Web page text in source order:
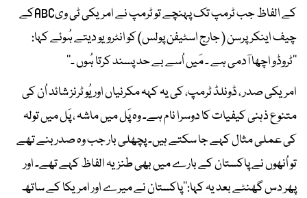
کے الفاظ جب ٹرمپ تک پہنچے تو ٹرمپ نے امریکی ٹی ویABCکے
چیف اینکرپرسن ( جارج اسٹیفن پولس) کو انٹرویو دیتے ہُوئے کہا:
’’ٹروڈو اچھا آدمی ہے ۔ مَیں اُسے بے حد پسند کرتا ہُوں ۔‘‘
امریکی صدر ، ڈونلڈ ٹرمپ، کی یہ کہہ مکرنیاں اور یُو ٹرنز شائد اُن کی
متنوع ذہنی کیفیات کا دوسرا نام ہے۔ وہ پَل میں ماشہ ، پَل میں تولہ
کی عملی مثال کہے جا سکتے ہیں۔ پچھلی بار جب وہ صدر بنے تھے
تو اُنھوں نے پاکستان کے بارے میں بھی طنزیہ الفاظ کہے تھے۔ اور
پھر دس گھنٹے بعد یہ کہا:’’پاکستان نے میرے اور امریکا کے ساتھ